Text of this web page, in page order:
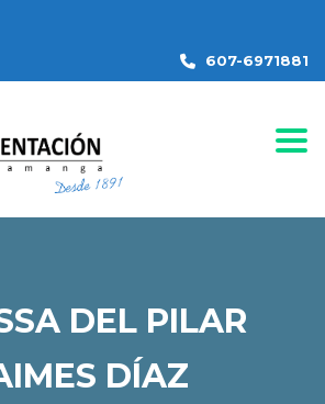
607-6971881
DEL PILAR
DÍAZ